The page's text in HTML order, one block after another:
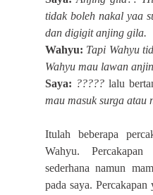
tidak boleh nakal yaa
dan digigit anjing gila.
Wahyu: Tapi Wahyu
Wahyu mau lawan
Saya: ????? lalu
mau masuk surga atau
Itulah beberapa
Wahyu.
sederhana namun
pada saya. Percakapan